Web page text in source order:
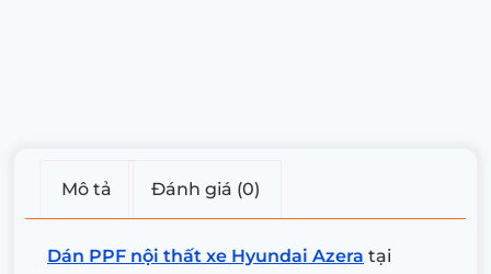
Mô tả Đánh giá (0)
Dán PPF nội thất xe Hyundai Azera tại